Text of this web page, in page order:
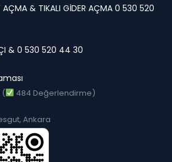
AÇMA & TIKALI GİDER AÇMA 0 530 520
& 0 530 520 44 30
( 484 Değerlendirme)
Ankara